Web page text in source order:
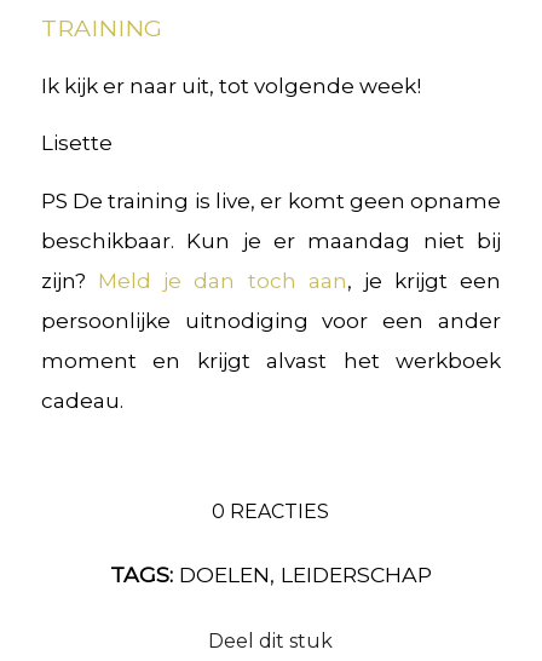
TRAINING
Ik kijk er naar uit, tot volgende week!
Lisette
PS De training is live, er komt geen opname
beschikbaar. Kun je er maandag niet bij
zijn? Meld je dan toch aan, je krijgt een
persoonlijke uitnodiging voor een ander
moment en krijgt alvast het werkboek
cadeau.
0 REACTIES
TAGS: DOELEN, LEIDERSCHAP
Deel dit stuk